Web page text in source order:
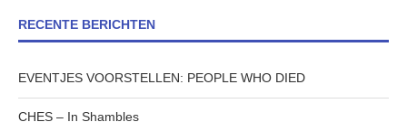
RECENTE BERICHTEN
EVENTJES VOORSTELLEN: PEOPLE WHO DIED
CHES – In Shambles